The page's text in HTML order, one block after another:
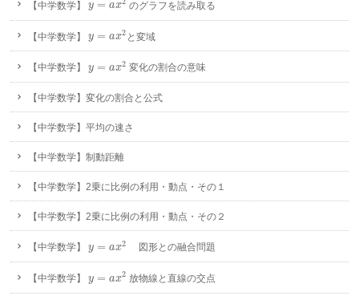
【中学数学】y = ax のグラフを読み取る
【中学数学】y = ax2 と変域
【中学数学】y = ax2 変化の割合の意味
【中学数学】変化の割合と公式
【中学数学】平均の速さ
【中学数学】制動距離
【中学数学】2乗に比例の利用・動点・その１
【中学数学】2乗に比例の利用・動点・その２
【中学数学】y = ax2 図形との融合問題
【中学数学】y = ax2 放物線と直線の交点